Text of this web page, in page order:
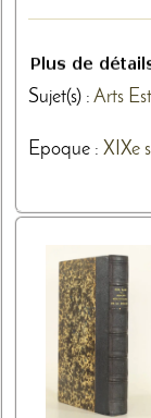
Sujet(s) : Arts
Epoque : XIXe